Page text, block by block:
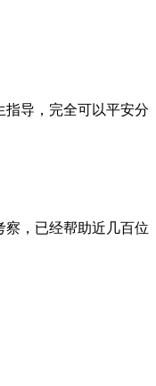
导，完全可以平安分
，已经帮助近几百位